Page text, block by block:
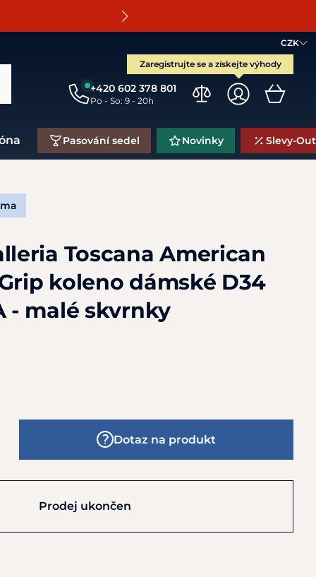
CZK
Zaregistrujte se a získejte výhody
+420 602 378 801
Po - So: 9 - 20h
Pasování sedel Novinky Slevy-
Toscana American
koleno dámské D34
- malé skvrnky
Dotaz na produkt
Prodej ukončen